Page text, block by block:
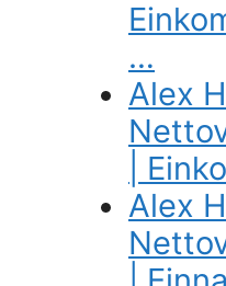
…
Alex
|
Alex